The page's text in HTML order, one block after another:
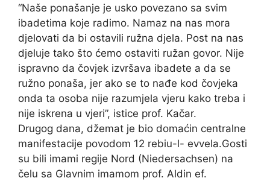
“Naše ponašanje je usko povezano sa svim
ibadetima koje radimo. Namaz na nas mora
djelovati da bi ostavili ružna djela. Post na nas
djeluje tako što ćemo ostaviti ružan govor. Nije
ispravno da čovjek izvršava ibadete a da se
ružno ponaša, jer ako se to nađe kod čovjeka
onda ta osoba nije razumjela vjeru kako treba i
nije iskrena u vjeri”, istice prof. Kačar.
Drugog dana, džemat je bio domaćin centralne
manifestacije povodom 12 rebiu-l- evvela.Gosti
su bili imami regije Nord (Niedersachsen) na
čelu sa Glavnim imamom prof. Aldin ef.